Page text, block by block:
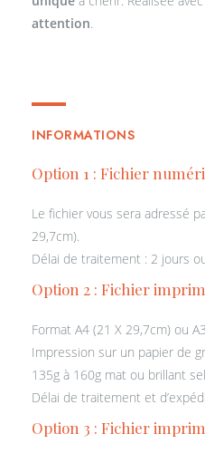
attention.
INFORMATIONS
Option 1 : Fichier
Le fichier vous sera adressé
29,7cm).
Délai de traitement : 2 jours
Option 2 : Fichier
Format A4 (21 X 29,7cm) ou
Impression sur un papier de
135g à 160g mat ou brillant
Délai de traitement et
Option 3 : Fichier